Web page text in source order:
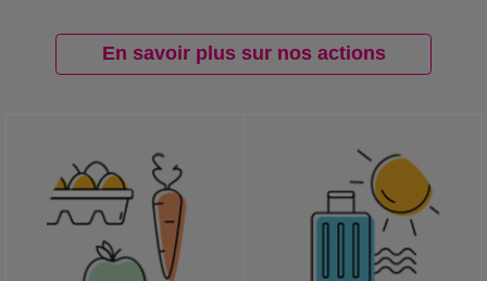
En savoir plus sur nos actions